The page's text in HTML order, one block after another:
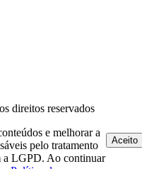
direitos reservados
e melhorar a
pelo tratamento
a LGPD. Ao continuar
Aceito